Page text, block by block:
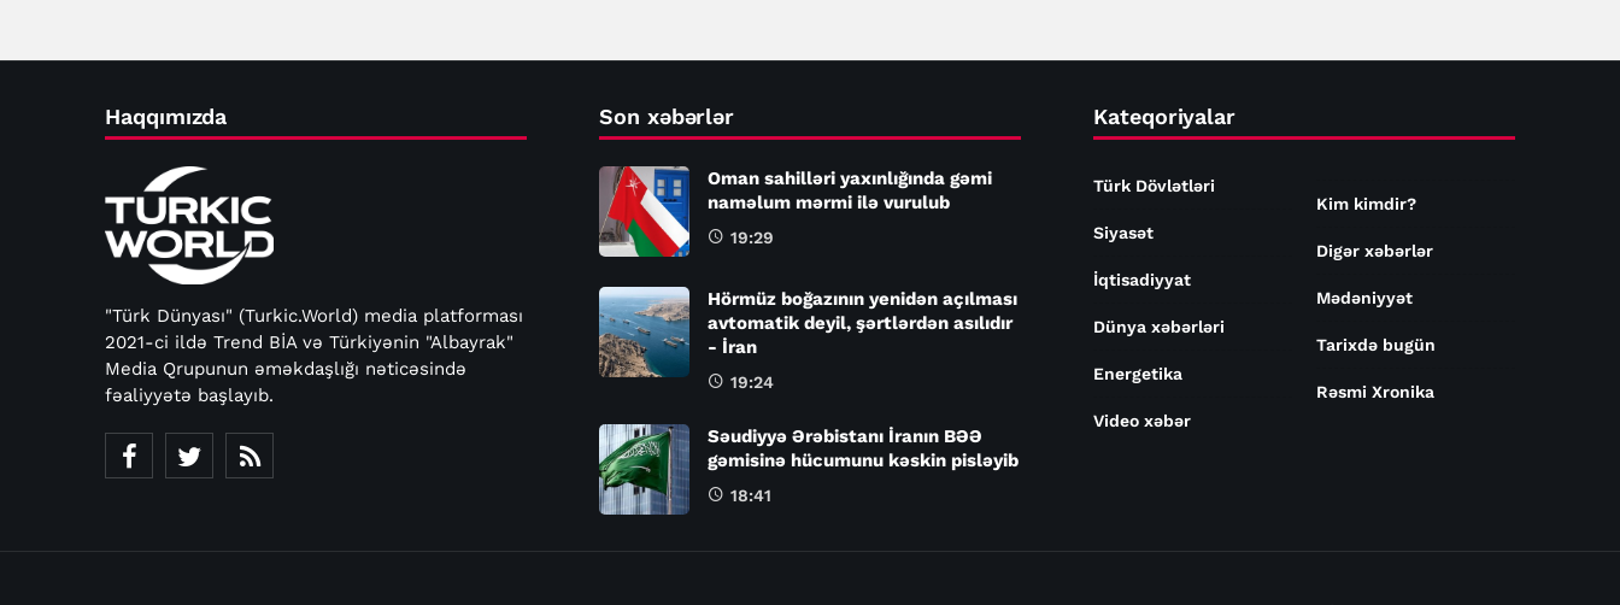
Haqqımızda
"Türk Dünyası" (Turkic.World) media platforması
2021-ci ildə Trend BİA və Türkiyənin "Albayrak"
Media Qrupunun əməkdaşlığı nəticəsində
fəaliyyətə başlayıb.
Son xəbərlər
Oman sahilləri yaxınlığında gəmi
naməlum mərmi ilə vurulub
19:29
Hörmüz boğazının yenidən açılması
avtomatik deyil, şərtlərdən asılıdır
- İran
19:24
Səudiyyə Ərəbistanı İranın BƏƏ
gəmisinə hücumunu kəskin pisləyib
18:41
Kateqoriyalar
Türk Dövlətləri
Siyasət
İqtisadiyyat
Dünya xəbərləri
Energetika
Video xəbər
Kim kimdir?
Digər xəbərlər
Mədəniyyət
Tarixdə bugün
Rəsmi Xronika